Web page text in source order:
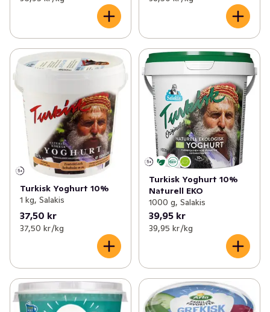
Turkisk Yoghurt 10%
1 kg, Salakis
37,50 kr
37,50 kr /kg
Turkisk Yoghurt 10%
Naturell EKO
1000 g, Salakis
39,95 kr
39,95 kr /kg